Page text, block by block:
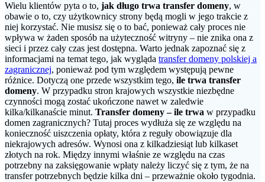
Wielu klientów pyta o to, jak długo trwa transfer domeny, w
obawie o to, czy użytkownicy strony będą mogli w jego trakcie z
niej korzystać. Nie musisz się o to bać, ponieważ cały proces nie
wpływa w żaden sposób na użyteczność witryny – nie znika ona z
sieci i przez cały czas jest dostępna. Warto jednak zapoznać się z
informacjami na temat tego, jak wygląda transfer domeny polskiej a
zagranicznej, ponieważ pod tym względem występują pewne
różnice. Dotyczą one przede wszystkim tego, ile trwa transfer
domeny. W przypadku stron krajowych wszystkie niezbędne
czynności mogą zostać ukończone nawet w zaledwie
kilka/kilkanaście minut. Transfer domeny – ile trwa w przypadku
domen zagranicznych? Tutaj proces wydłuża się ze względu na
konieczność uiszczenia opłaty, która z reguły obowiązuje dla
niekrajowych adresów. Wynosi ona z kilkadziesiąt lub kilkaset
złotych na rok. Między innymi właśnie ze względu na czas
potrzebny na zaksięgowanie wpłaty należy liczyć się z tym, że na
transfer potrzebnych będzie kilka dni – przeważnie około tygodnia.